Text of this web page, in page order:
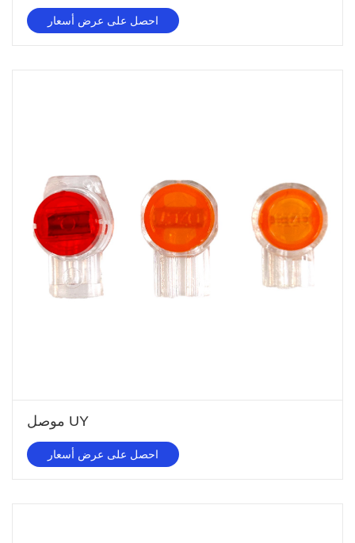
احصل على عرض أسعار
موصل UY
احصل على عرض أسعار